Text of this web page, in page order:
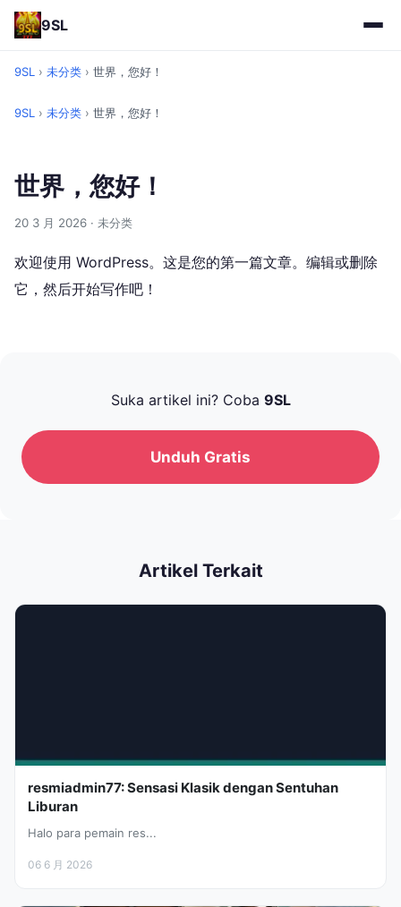
9SL
9SL › 未分类 › 世界，您好！
9SL › 未分类 › 世界，您好！
世界，您好！
20 3 月 2026 · 未分类
欢迎使用 WordPress。这是您的第一篇文章。编辑或删除
它，然后开始写作吧！
Suka artikel ini? Coba 9SL
Unduh Gratis
Artikel Terkait
resmiadmin77: Sensasi Klasik dengan Sentuhan
Liburan
Halo para pemain res...
06 6 月 2026